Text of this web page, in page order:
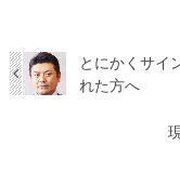
とにかくサイ
れた方へ